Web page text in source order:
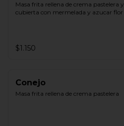
Masa frita rellena de crema pastelera y
cubierta con mermelada y azucar flor
$1.150
Conejo
Masa frita rellena de crema pastelera